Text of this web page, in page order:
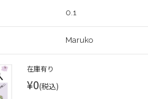
0.1
Maruko
在庫有り
¥0(税込)